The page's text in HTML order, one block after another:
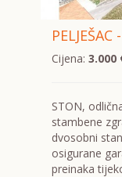
PELJEŠAC
Cijena: 3.000
STON,
stambene
dvosobni
osigurane
preinaka